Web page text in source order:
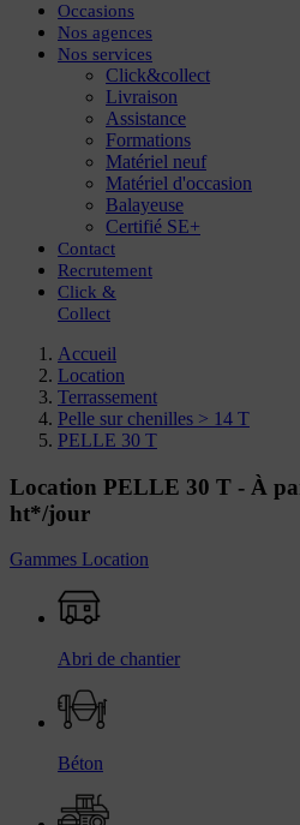
Occasions
Nos agences
Nos services
Click&collect
Livraison
Assistance
Formations
Matériel neuf
Matériel d'occasion
Balayeuse
Certifié SE+
Contact
Recrutement
Click &
Collect
Accueil
Location
Terrassement
Pelle sur chenilles > 14 T
PELLE 30 T
Location PELLE 30 T - À
ht*/jour
Gammes Location
Abri de chantier
Béton